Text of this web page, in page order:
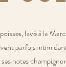
lavé à la
parfois
notes